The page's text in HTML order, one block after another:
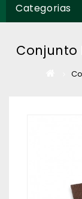
Categorias
Conjunto